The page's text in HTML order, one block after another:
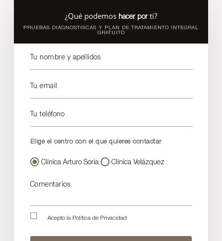
¿Qué podemos hacer porti?
PRUEBAS DIÁGNOSTISCAS Y PLAN DE TRATAMIENTO INTEGRAL
GRATUITO
Tu nombre y apellidos
Tu email
Tu teléfono
Elige el centro con el que quieres contactar
Clínica Arturo Soria Clínica Velázquez
Comentarios
Acepto la Política de Privacidad